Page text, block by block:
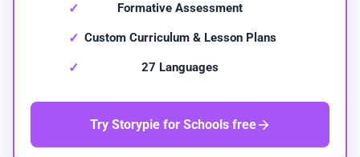
Formative Assessment
Custom Curriculum & Lesson Plans
27 Languages
Try Storypie for Schools free